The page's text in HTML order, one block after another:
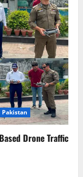
Pakistan
Drone Traffic